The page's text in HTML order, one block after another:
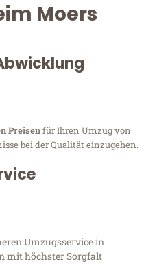
Moers
Preisenfür Ihren Umzug von
bei der Qualität einzugehen.
Umzugsservice in
mit höchster Sorgfalt